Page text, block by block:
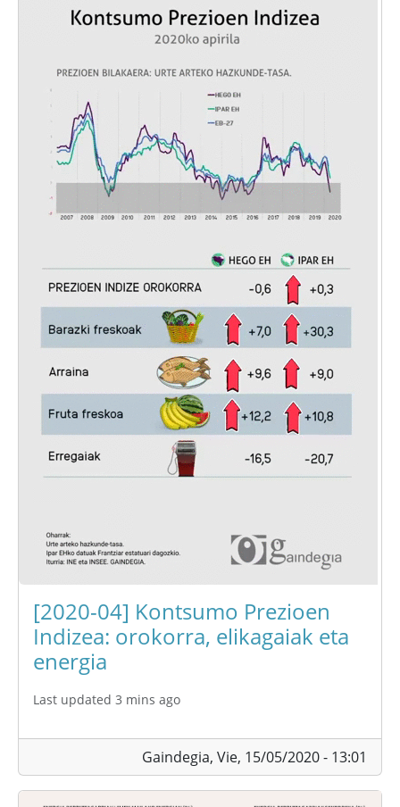
[2020-04] Kontsumo Prezioen
Indizea: orokorra, elikagaiak eta
energia
Last updated 3 mins ago
Gaindegia, Vie, 15/05/2020 - 13:01